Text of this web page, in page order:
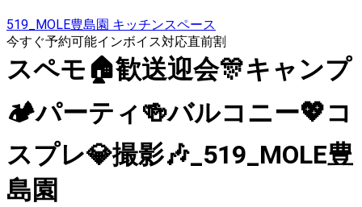
519_MOLE豊島園 キッチンスペース
今すぐ予約可能インボイス対応直前割
スペモ🏠歓送迎会🎊キャンプ
🏕パーティ🍻バルコニー💖コ
スプレ💎撮影🎶_519_MOLE豊
島園